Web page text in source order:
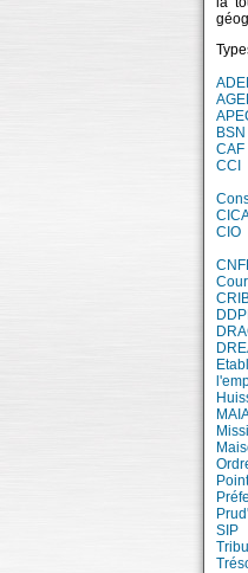
BSN
CAF
CCI
CIO
SIP